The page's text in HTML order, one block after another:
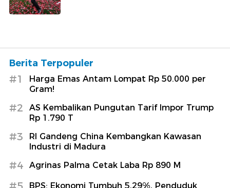
Berita Terpopuler
#1
Harga Emas Antam Lompat Rp 50.000 per
Gram!
#2
AS Kembalikan Pungutan Tarif Impor Trump
Rp 1.790 T
#3
RI Gandeng China Kembangkan Kawasan
Industri di Madura
#4 Agrinas Palma Cetak Laba Rp 890 M
BPS: Ekonomi Tumbuh 5,29%, Penduduk